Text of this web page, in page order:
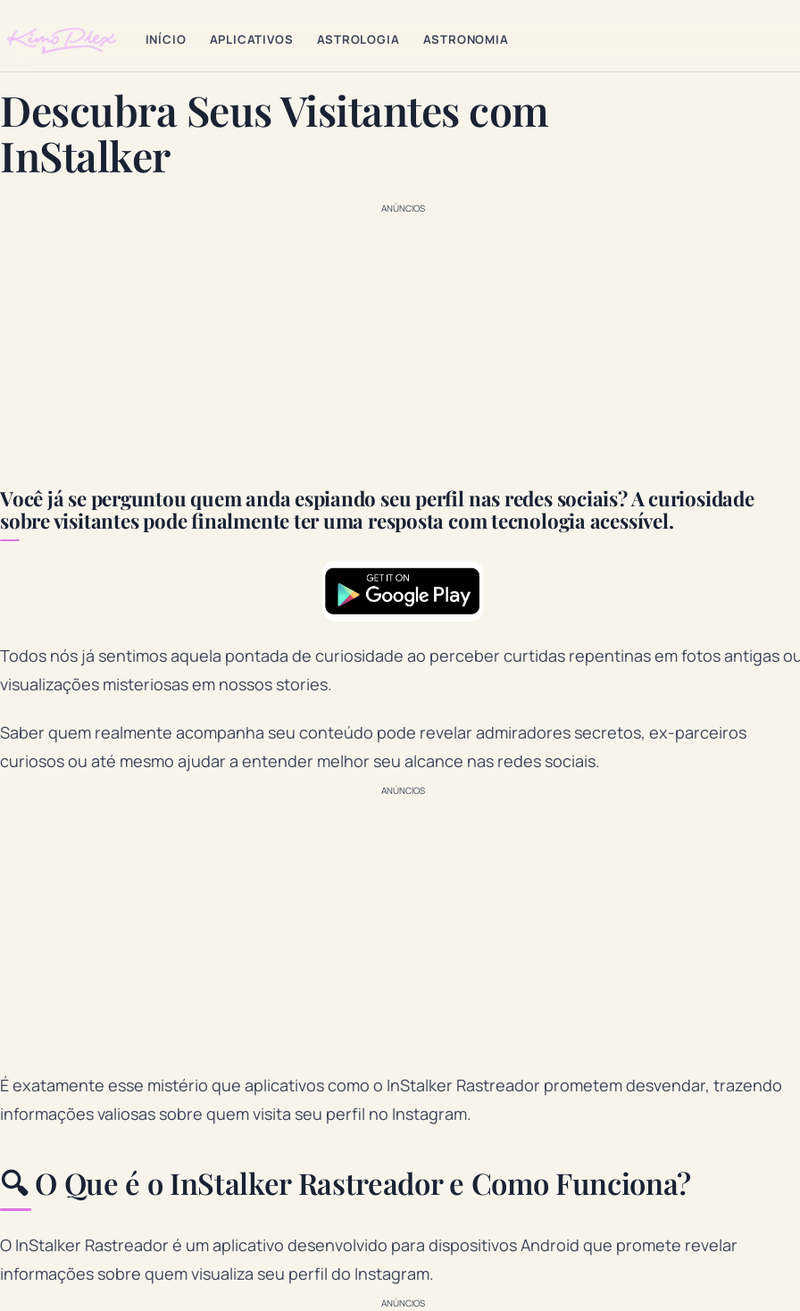
INÍCIO APLICATIVOS ASTROLOGIA ASTRONOMIA
Descubra Seus Visitantes com
InStalker
ANÚNCIOS
Você já se perguntou quem anda espiando seu perfil nas redes sociais? A curiosidade
sobre visitantes pode finalmente ter uma resposta com tecnologia acessível.
Todos nós já sentimos aquela pontada de curiosidade ao perceber curtidas repentinas em fotos antigas
visualizações misteriosas em nossos stories.
Saber quem realmente acompanha seu conteúdo pode revelar admiradores secretos, ex-parceiros
curiosos ou até mesmo ajudar a entender melhor seu alcance nas redes sociais.
ANÚNCIOS
É exatamente esse mistério que aplicativos como o InStalker Rastreador prometem desvendar, trazendo
informações valiosas sobre quem visita seu perfil no Instagram.
🔍 O Que é o InStalker Rastreador e Como Funciona?
O InStalker Rastreador é um aplicativo desenvolvido para dispositivos Android que promete revelar
informações sobre quem visualiza seu perfil do Instagram.
ANÚNCIOS